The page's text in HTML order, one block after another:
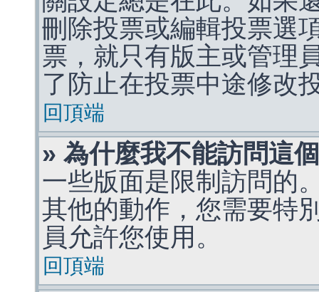
刪除投票或編輯投票選
票，就只有版主或管理
了防止在投票中途修改
回頂端
» 為什麼我不能訪問這
一些版面是限制訪問的
其他的動作，您需要特
員允許您使用。
回頂端